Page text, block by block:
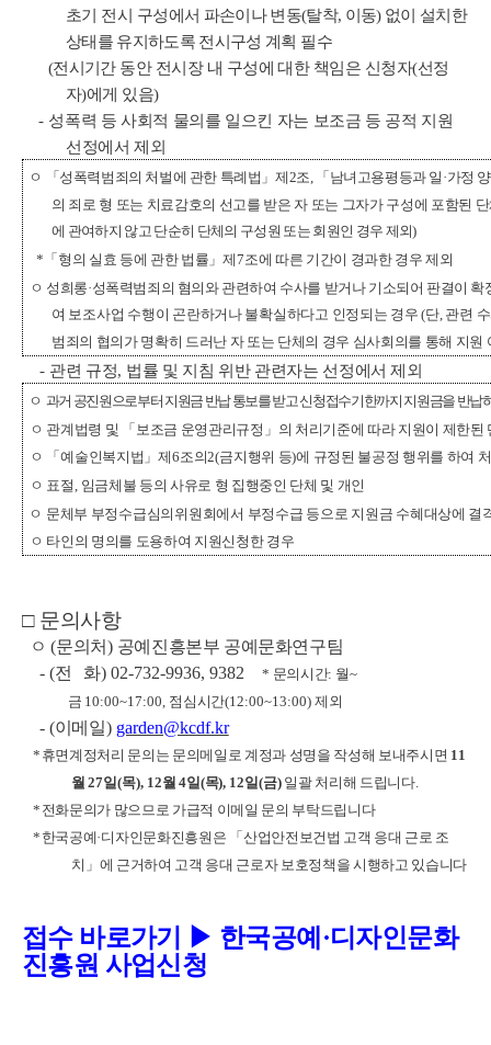
초기 전시 구성에서 파손이나 변동(탈착, 이동) 없이 설치한
상태를 유지하도록 전시구성 계획 필수
(전시기간 동안 전시장 내 구성에 대한 책임은 신청자(선정
자)에게 있음)
- 성폭력 등 사회적 물의를 일으킨 자는 보조금 등 공적 지원
선정에서 제외
ㅇ 「 성폭력범죄의 처벌에 관한 특례법 」 제2조 「 남녀고용평등과 일 ·가정
의 죄로 형 또는 치료감호의 선고를 받은 자 또는 그자가 구성에 포함된
에 관여하지 않고 단순히 단체의 구성원 또는 회원인 경우 제외)
* 「 형의 실효 등에 관한 법률 」제7조에 따른 기간이 경과한 경우 제외
ㅇ 성희롱·성폭력범죄의 혐의와 관련하여 수사를 받거나 기소되어 판결이 확
여 보조사업 수행이 곤란하거나 불확실하다고 인정되는 경우(단, 관련
범죄의 협의가 명확히 드러난 자 또는 단체의 경우 심사회의를 통해 지원
- 관련 규정, 법률 및 지침 위반 관련자는 선정에서 제외
ㅇ 과거 공진원으로부터 지원금 반납 통보를 받고 신청접수기한까지 지원금을 반납
ㅇ 관계법령 및
「 보조금 운영관리규정 」 의 처리기준에 따라 지원이 제한된
ㅇ
「예술인복지법 」제6조의2(금지행위 등)에 규정된 불공정 행위를 하여
ㅇ 표절 임금체불 등의 사유로 형 집행중인 단체 및 개인
ㅇ 문체부 부정수급심의위원회에서 부정수급 등으로 지원금 수혜대상에 결
ㅇ 타인의 명의를 도용하여 지원신청한 경우
□ 문의사항
ㅇ(문의처) 공예진흥본부 공예문화연구팀
- (전 화) 02-732-9936, 9382 * 문의시간: 월~
금 10:00~17:00, 점심시간(12:00~13:00)제외
- (이메일) garden@kcdf.kr
* 휴면계정처리 문의는 문의메일로 계정과 성명을 작성해 보내주시면 11
월27일(목), 12월4일(목), 12일(금) 일괄 처리해 드립니다.
* 전화문의가 많으므로 가급적 이메일 문의 부탁드립니다
* 한국공예·디자인문화진흥원은 「산업안전보건법 고객 응대 근로 조
치 」 에 근거하여 고객 응대 근로자 보호정책을 시행하고 있습니다
접수 바로가기 ▶ 한국공예·디자인문화
진흥원 사업신청